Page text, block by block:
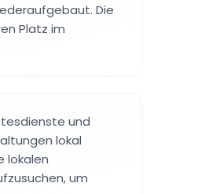
Die
Platz im
und
lokal
lokalen
um